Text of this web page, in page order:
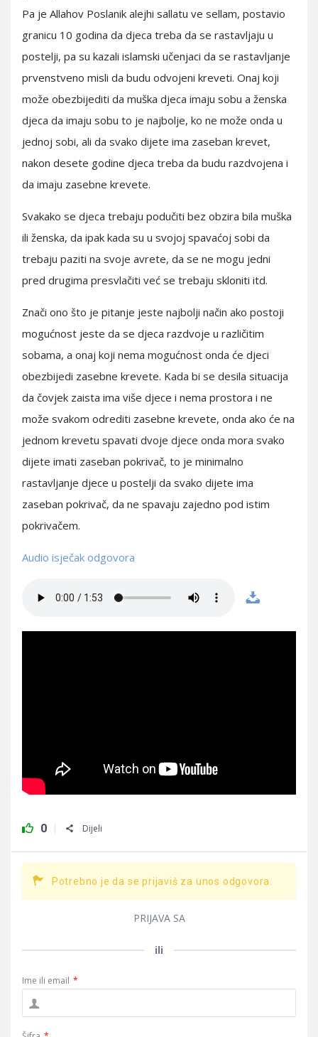
Pa je Allahov Poslanik alejhi sallatu ve sellam, postavio
granicu 10 godina da djeca treba da se rastavljaju u
postelji, pa su kazali islamski učenjaci da se rastavljanje
prvenstveno misli da budu odvojeni kreveti. Onaj koji
može obezbijediti da muška djeca imaju sobu a ženska
djeca da imaju sobu to je najbolje, ko ne može onda u
jednoj sobi, ali da svako dijete ima zaseban krevet,
nakon desete godine djeca treba da budu razdvojena i
da imaju zasebne krevete.
Svakako se djeca trebaju podučiti bez obzira bila muška
ili ženska, da ipak kada su u svojoj spavaćoj sobi da
trebaju paziti na svoje avrete, da se ne mogu jedni
pred drugima presvlačiti već se trebaju skloniti itd.
Znači ono što je pitanje jeste najbolji način ako postoji
mogućnost jeste da se djeca razdvoje u različitim
sobama, a onaj koji nema mogućnost onda će djeci
obezbijedi zasebne krevete. Kada bi se desila situacija
da čovjek zaista ima više djece i nema prostora i ne
može svakom odrediti zasebne krevete, onda ako će na
jednom krevetu spavati dvoje djece onda mora svako
dijete imati zaseban pokrivač, to je minimalno
rastavljanje djece u postelji da svako dijete ima
zaseban pokrivač, da ne spavaju zajedno pod istim
pokrivačem.
Audio isječak odgovora
0 Dijeli
Potrebno je da se prijaviš za unos odgovora.
PRIJAVA SA
ili
Ime ili email *